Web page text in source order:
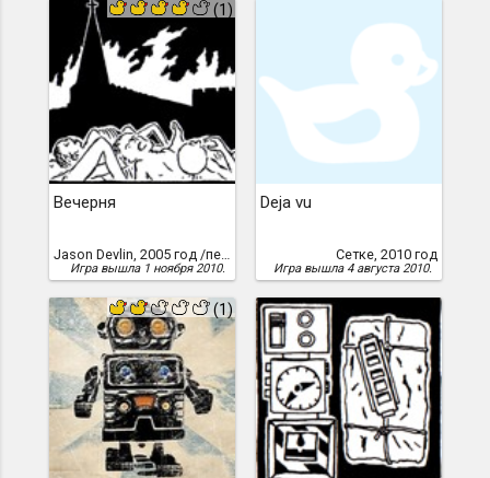
(1)
Вечерня
Jason Devlin, 2005 год /перевод Александра Мосьпана, 2010 г./
Игра вышла 1 ноября 2010.
Deja vu
Сетке, 2010 год
Игра вышла 4 августа 2010.
(1)